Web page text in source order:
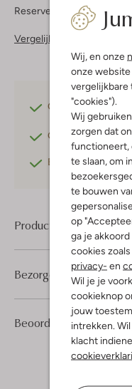
Wij, en onze
onze
vergelijkbare
"cookies").
Wij
zorgen dat
functioneert,
te slaan, om
te bouwen
op
ga je
cookies
privacy- en
Wil je je
cookieknop
jouw
intrekken.
klacht
Reserveer direct in een
Vergelijkbare items
Gratis verzending
Gratis retourneren
Betaal achteraf
Product informatie
Beoordelingen (2)
Bezorgen & retourneren